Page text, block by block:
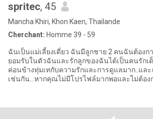
spritec, 45
Mancha Khiri, Khon Kaen, Thailande
Cherchant: Homme 39 - 59
ฉันเป็นแม่เลี้ยงเดี่ยว ฉันมีลูกชาย 2 คนฉันต้องก
ยอมรับในตัวฉันและรักลูกของฉันได้เป็นคนรักเ
ค่อนข้างทุ่มเทกับความรักและการดูแลมาก..แล
เช่นกัน...หากคุณไม่มีโปรไฟล์มากพอและไม่ต้อ